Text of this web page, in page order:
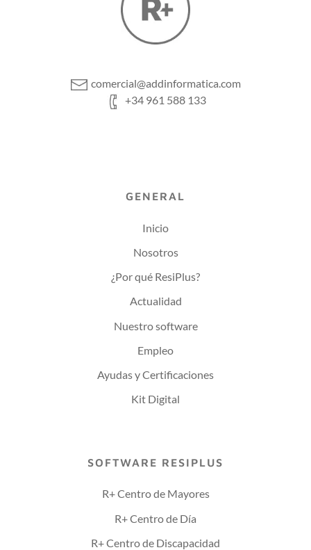
comercial@addinformatica.com
+34 961 588 133
GENERAL
Inicio
Nosotros
¿Por qué ResiPlus?
Actualidad
Nuestro software
Empleo
Ayudas y Certificaciones
Kit Digital
SOFTWARE RESIPLUS
R+ Centro de Mayores
R+ Centro de Día
R+ Centro de Discapacidad